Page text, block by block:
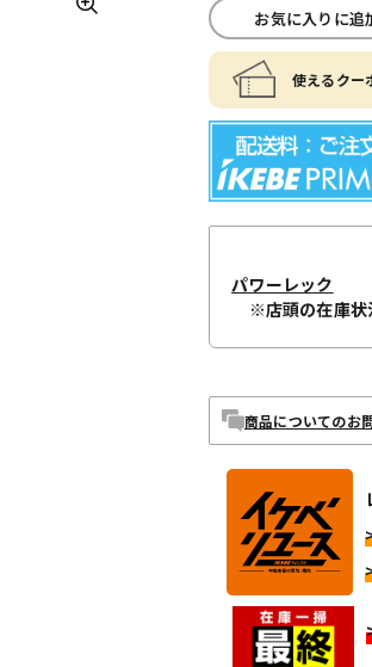
お気に入りに追
使えるクー
パワーレック
※店頭の在庫状
商品についてのお